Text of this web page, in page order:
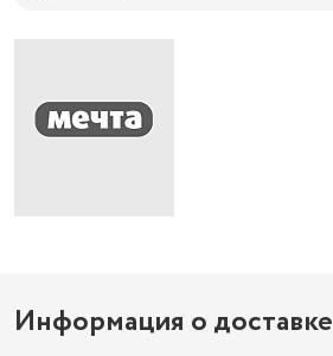
Информация о доставке